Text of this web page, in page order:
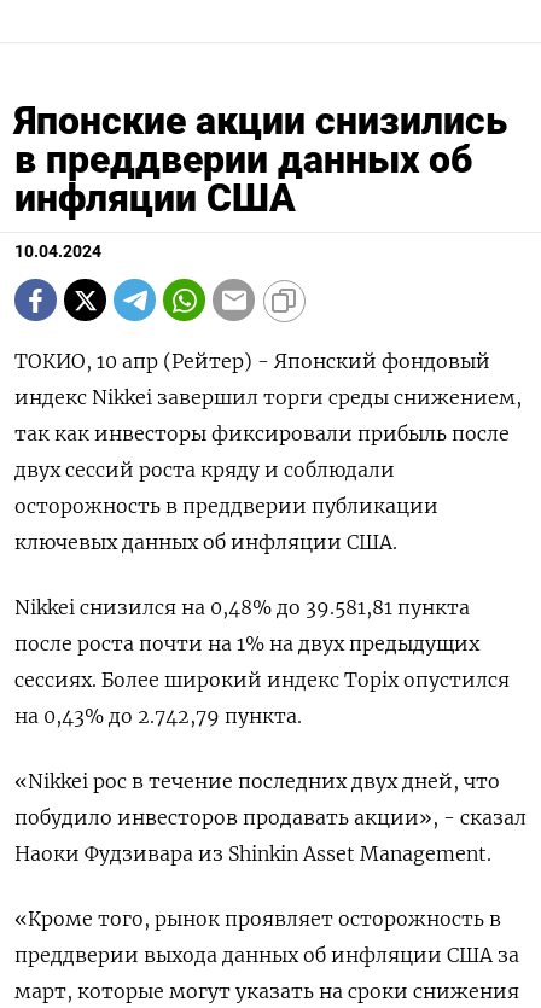
Японские акции снизились
в преддверии данных об
инфляции США
10.04.2024
ТОКИО, 10 апр (Рейтер) - Японский фондовый
индекс Nikkei завершил торги среды снижением,
так как инвесторы фиксировали прибыль после
двух сессий роста кряду и соблюдали
осторожность в преддверии публикации
ключевых данных об инфляции США.
Nikkei снизился на 0,48% до 39.581,81 пункта
после роста почти на 1% на двух предыдущих
сессиях. Более широкий индекс Topix опустился
на 0,43% до 2.742,79 пункта.
«Nikkei рос в течение последних двух дней, что
побудило инвесторов продавать акции», - сказал
Наоки Фудзивара из Shinkin Asset Management.
«Кроме того, рынок проявляет осторожность в
преддверии выхода данных об инфляции США за
март, которые могут указать на сроки снижения